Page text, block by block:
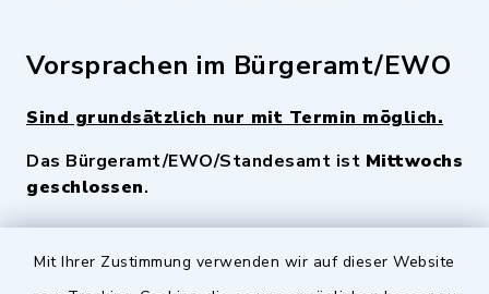
Mit Ihrer Zustimmung verwenden wir auf dieser Website
Vorsprachen im Bürgeramt/EWO
Sind grundsätzlich nur mit Termin möglich.
Das Bürgeramt/EWO/Standesamt ist Mittwochs
geschlossen.
Quicklinks